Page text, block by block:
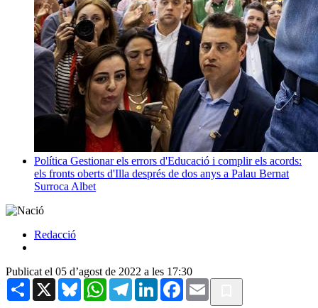
Política Gestionar els errors d'Educació i complir els acords:
els fronts oberts d'Illa després de dos anys a Palau Bernat
Surroca Albet
Redacció
Publicat el 05 d’agost de 2022 a les 17:30
Share X BlueskyWhatsAppTelegramLinkedInFacebook
Email